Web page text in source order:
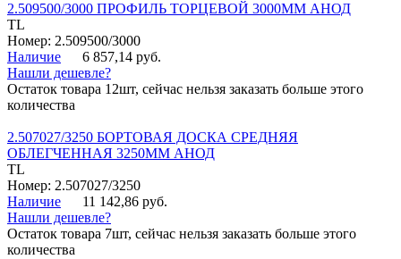
2.509500/3000 ПРОФИЛЬ ТОРЦЕВОЙ 3000ММ АНОД
TL
Номер: 2.509500/3000
Наличие
6 857,14 руб.
Нашли дешевле?
Остаток товара 12шт, сейчас нельзя заказать больше этого
количества
2.507027/3250 БОРТОВАЯ ДОСКА СРЕДНЯЯ
ОБЛЕГЧЕННАЯ 3250ММ АНОД
TL
Номер: 2.507027/3250
Наличие
11 142,86 руб.
Нашли дешевле?
Остаток товара 7шт, сейчас нельзя заказать больше этого
количества